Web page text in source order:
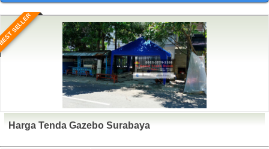
SELLER
Harga Tenda Gazebo Surabaya